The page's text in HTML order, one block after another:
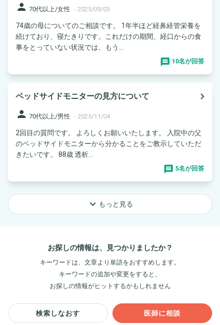
person 70代以上/女性 - 2025/09/03
74歳の母についてのご相談です。 1年半ほど経鼻経管栄養を
続けており、寝たきりです。これだけの期間、経口からの食
事をとっていない状況では、もう...
10名が回答
ベッドサイドモニターの見方について
navigate_next
person 70代以上/男性 - 2025/11/04
2回目の質問です。 よろしくお願いいたします。 入院中の父
のベッドサイドモニターから分かることをご教示していただ
きたいです。 88歳 透析...
5名が回答
keyboard_arrow_down もっと見る
お探しの情報は、見つかりましたか？
キーワードは、文章より単語をおすすめします。
キーワードの追加や変更をすると、
お探しの情報がヒットするかもしれません
検索しなおす 医師に相談